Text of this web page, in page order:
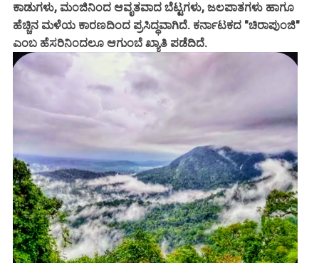
ಕಾಡುಗಳು, ಮಂಜಿನಿಂದ ಆವೃತವಾದ ಬೆಟ್ಟಗಳು, ಜಲಪಾತಗಳು ಹಾಗೂ
ಹೆಚ್ಚಿನ ಮಳೆಯ ಕಾರಣದಿಂದ ಪ್ರಸಿದ್ಧವಾಗಿದೆ. ಕರ್ನಾಟಕದ "ಚಿರಾಪುಂಜಿ"
ಎಂಬ ಹೆಸರಿನಿಂದಲೂ ಆಗುಂಬೆ ಖ್ಯಾತಿ ಪಡೆದಿದೆ.